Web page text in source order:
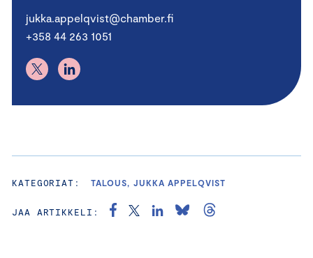
jukka.appelqvist@chamber.fi
+358 44 263 1051
KATEGORIAT: TALOUS, JUKKA APPELQVIST
JAA ARTIKKELI: